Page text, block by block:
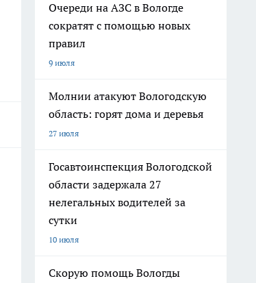
Очереди на АЗС в Вологде
сократят с помощью новых
правил
9 июля
Молнии атакуют Вологодскую
область: горят дома и деревья
27 июля
Госавтоинспекция Вологодской
области задержала 27
нелегальных водителей за
сутки
10 июля
Скорую помощь Вологды